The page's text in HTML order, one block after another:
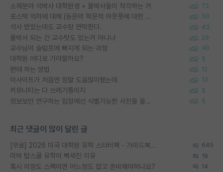
소재분야 석박사 대학원생 + 물박사들이 착각하는 거 72
포스텍 억까에 대해 (동문의 학문적 아웃풋에 대한 반박) 50
석사 받았는데도 교수랑 연락한다. 43
물박사 되는 건 교수탓도 있는거 아니냐 29
교수님이 슬럼프에 빠지게 되는 과정 40
대학원 어디로 가야할까요? 5
편애 하는 방법 12
이사이트가 처음엔 정말 도움많이됐는데 13
커뮤니티는 다 쓰레기통이지 5
정보보안 연구하는 입장에선 식별가능한 사진을 올리는건 비추이긴함 5
최근 댓글이 많이 달린 글
[무료] 2026 미국 대학원 유학 스타터팩 - 가이드북 & 합격자 컨택메일 템플릿 645
미박 탑스쿨 유학이 빡세진 이유 19
혹시 이정도 스펙이면 어느정도 잡고 준비해야하나요? 14